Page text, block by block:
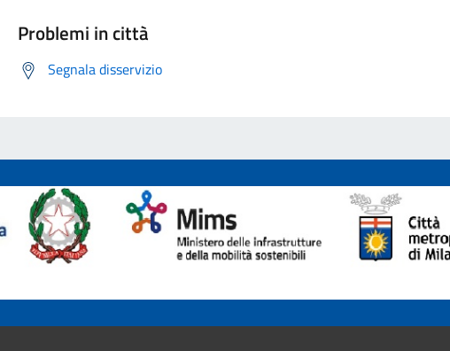
Problemi in città
Segnala disservizio